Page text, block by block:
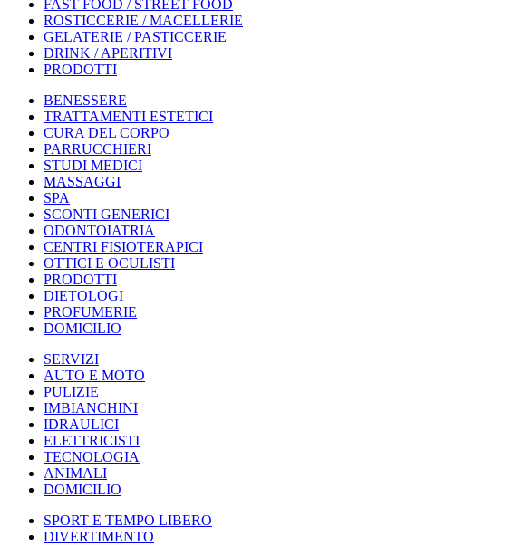
FAST FOOD / STREET FOOD
ROSTICCERIE / MACELLERIE
GELATERIE / PASTICCERIE
DRINK / APERITIVI
PRODOTTI
BENESSERE
TRATTAMENTI ESTETICI
CURA DEL CORPO
PARRUCCHIERI
STUDI MEDICI
MASSAGGI
SPA
SCONTI GENERICI
ODONTOIATRIA
CENTRI FISIOTERAPICI
OTTICI E OCULISTI
PRODOTTI
DIETOLOGI
PROFUMERIE
DOMICILIO
SERVIZI
AUTO E MOTO
PULIZIE
IMBIANCHINI
IDRAULICI
ELETTRICISTI
TECNOLOGIA
ANIMALI
DOMICILIO
SPORT E TEMPO LIBERO
DIVERTIMENTO